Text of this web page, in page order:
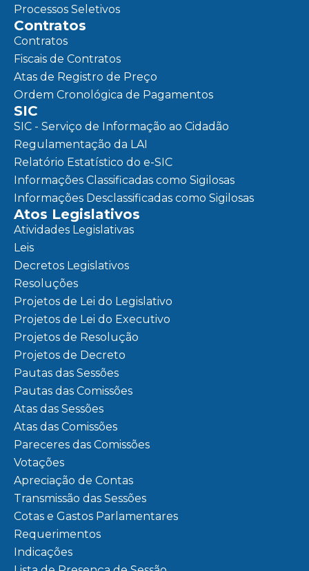
Processos Seletivos
Contratos
Contratos
Fiscais de Contratos
Atas de Registro de Preço
Ordem Cronológica de Pagamentos
SIC
SIC - Serviço de Informação ao Cidadão
Regulamentação da LAI
Relatório Estatístico do e-SIC
Informações Classificadas como Sigilosas
Informações Desclassificadas como Sigilosas
Atos Legislativos
Atividades Legislativas
Leis
Decretos Legislativos
Resoluções
Projetos de Lei do Legislativo
Projetos de Lei do Executivo
Projetos de Resolução
Projetos de Decreto
Pautas das Sessões
Pautas das Comissões
Atas das Sessões
Atas das Comissões
Pareceres das Comissões
Votações
Apreciação de Contas
Transmissão das Sessões
Cotas e Gastos Parlamentares
Requerimentos
Indicações